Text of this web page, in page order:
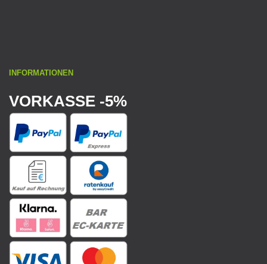
INFORMATIONEN
VORKASSE -5%